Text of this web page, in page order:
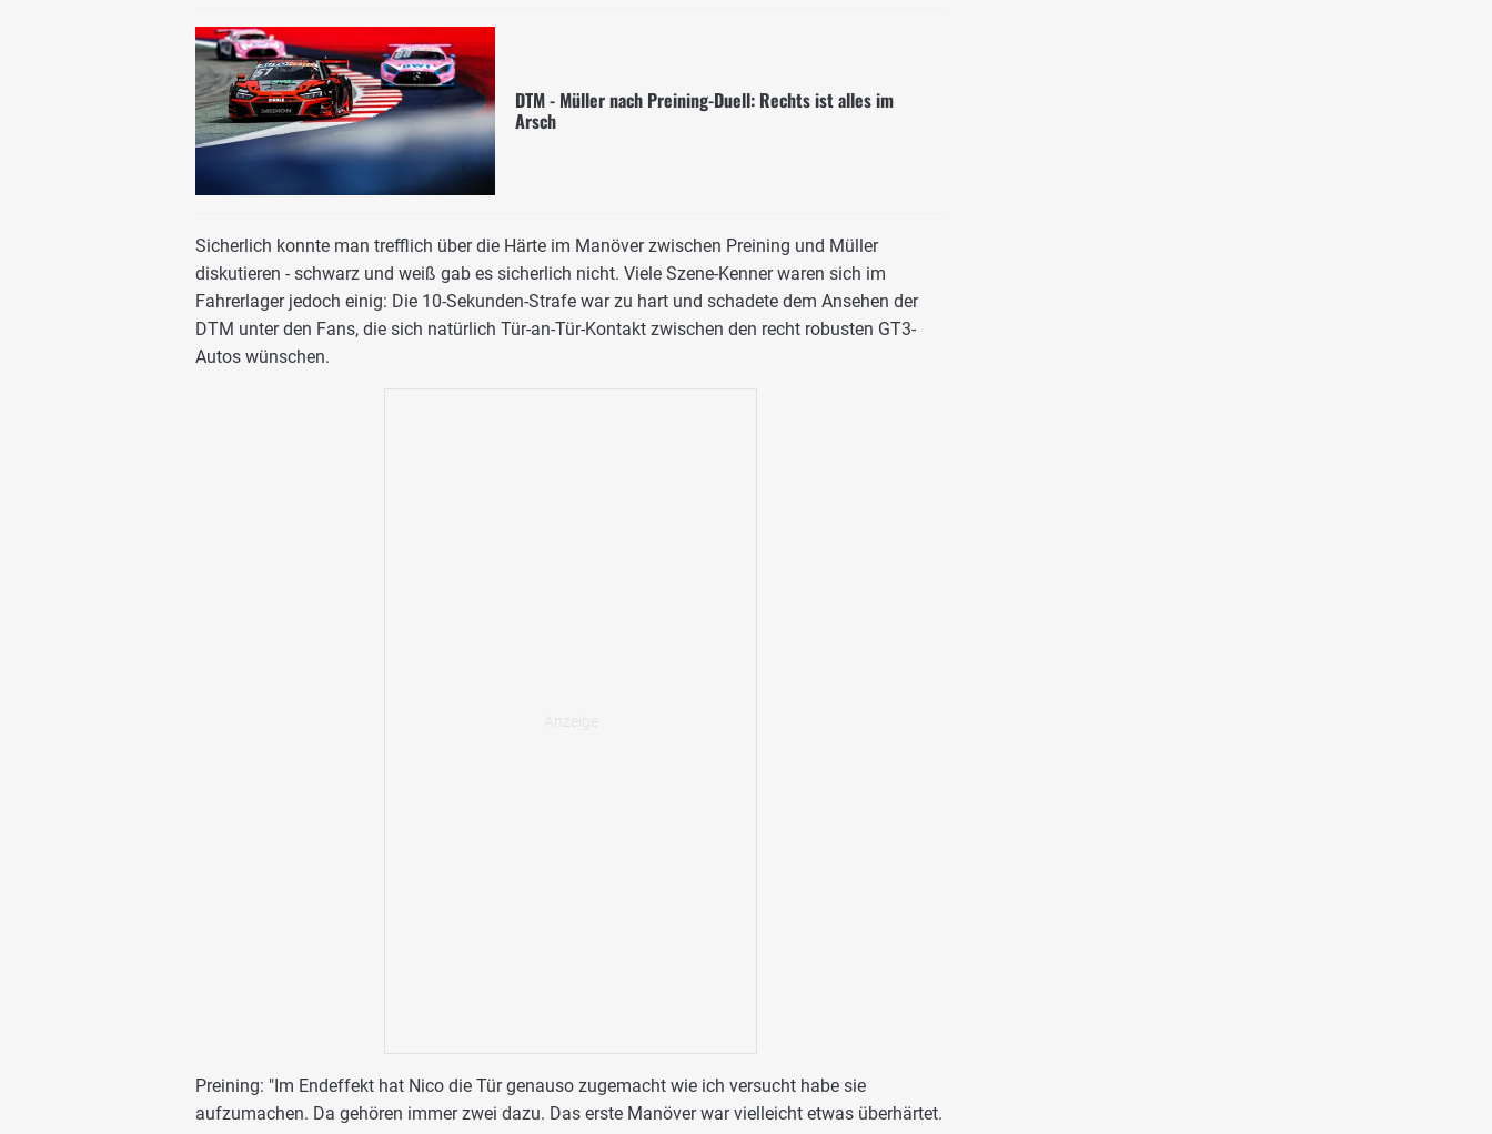
DTM - Müller nach Preining-Duell: Rechts ist alles im
Arsch
Sicherlich konnte man trefflich über die Härte im Manöver zwischen Preining und Müller
diskutieren - schwarz und weiß gab es sicherlich nicht. Viele Szene-Kenner waren sich im
Fahrerlager jedoch einig: Die 10-Sekunden-Strafe war zu hart und schadete dem Ansehen der
DTM unter den Fans, die sich natürlich Tür-an-Tür-Kontakt zwischen den recht robusten GT3-
Autos wünschen.
Preining: "Im Endeffekt hat Nico die Tür genauso zugemacht wie ich versucht habe sie
aufzumachen. Da gehören immer zwei dazu. Das erste Manöver war vielleicht etwas überhärtet.